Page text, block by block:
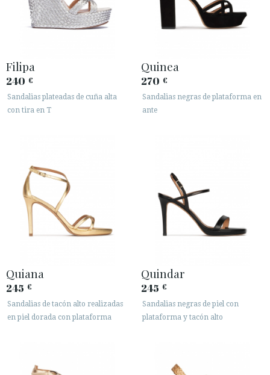
· ATENCIÓN AL CLIENTE
· ENVÍOS
· CAMBIOS Y DEVOLUCIONES
· POLÍTICA DE PRIVACIDAD
· TÉRMINOS Y CONDICIONES

ÁREA DE CLIENTES B2B
Filipa
240 €
Sandalias plateadas de cuña alta
con tira en T
Quinea
270 €
Sandalias negras de plataforma en
ante
Quiana
245 €
Sandalias de tacón alto realizadas
en piel dorada con plataforma
Quindar
245 €
Sandalias negras de piel con
plataforma y tacón alto